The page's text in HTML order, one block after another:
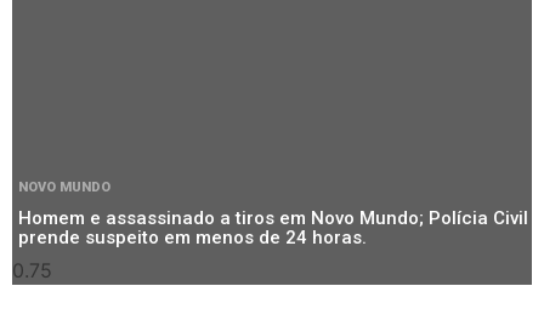
NOVO MUNDO
Homem e assassinado a tiros em Novo Mundo; Polícia Civil
prende suspeito em menos de 24 horas.